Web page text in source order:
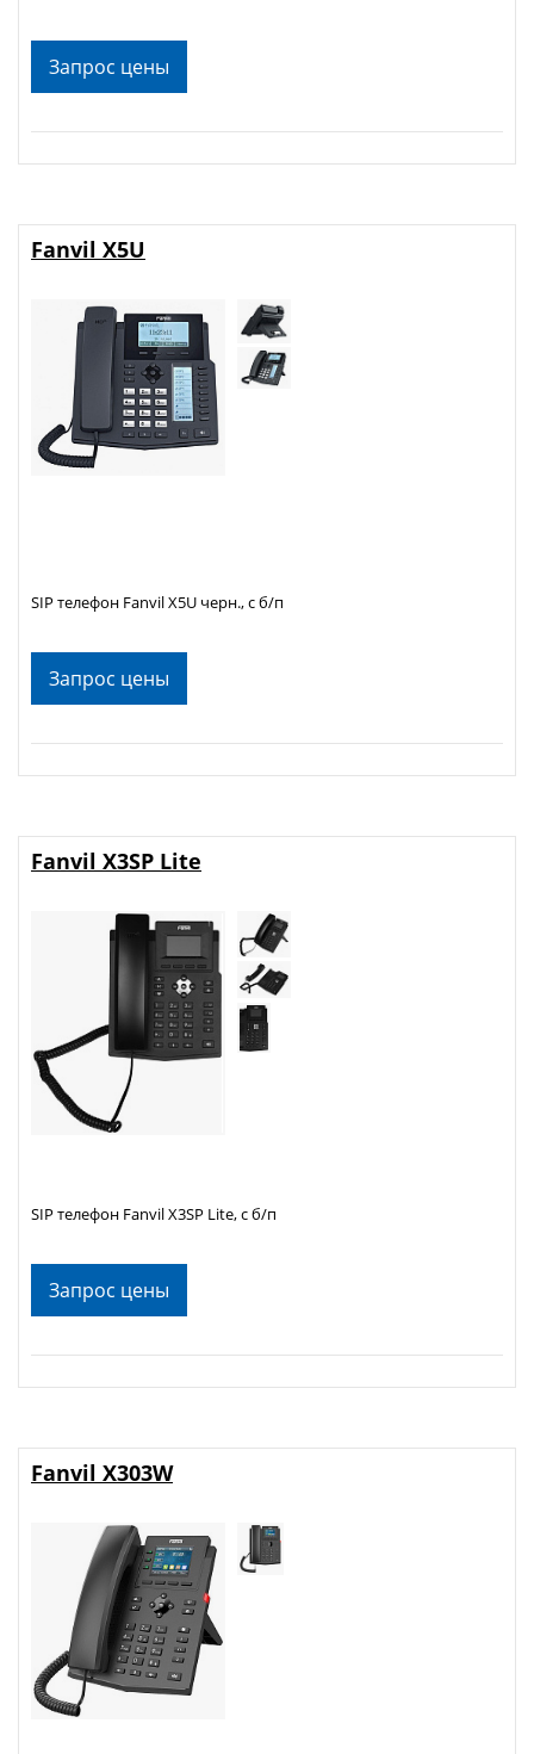
Запрос цены
Запрос цены
Fanvil X5U
SIP телефон Fanvil X5U черн., с б/п
Запрос цены
Fanvil X3SP Lite
SIP телефон Fanvil X3SP Lite, с б/п
Fanvil X303W